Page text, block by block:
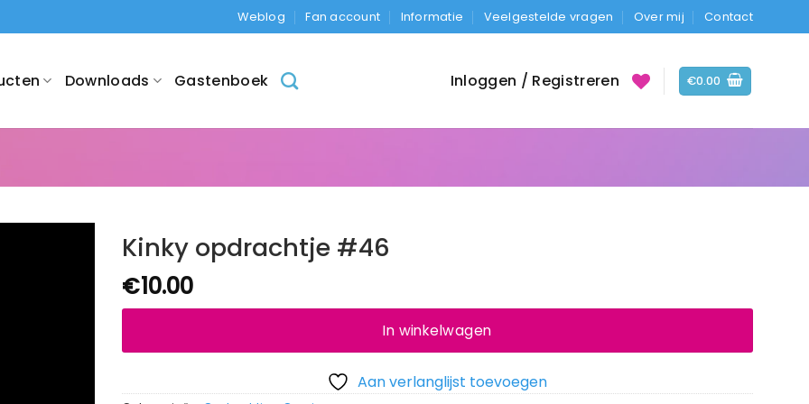
Weblog Fan account Informatie Veelgestelde vragen Over mij Contact
Downloads Gastenboek Inloggen / Registreren €0.00
Kinky opdrachtje #46
€10.00
In winkelwagen
Aan verlanglijst toevoegen